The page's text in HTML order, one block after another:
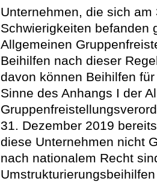
Unternehmen, die sich
Schwierigkeiten befanden
Allgemeinen
Beihilfen nach dieser
davon können Beihilfen
Sinne des Anhangs I der
31. Dezember 2019
diese Unternehmen nicht
nach nationalem Recht